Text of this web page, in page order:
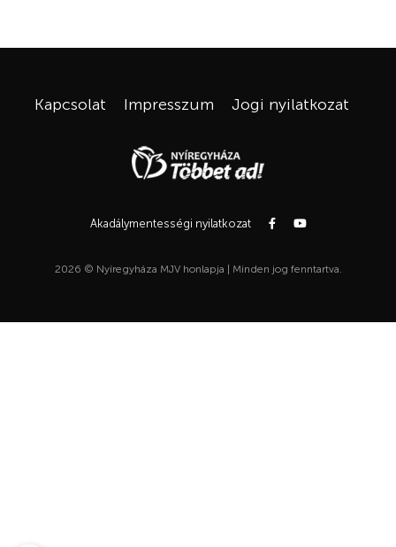
Kapcsolat Impresszum Jogi nyilatkozat
Akadálymentességi nyilatkozat
2026 © Nyíregyháza MJV honlapja | Minden jog fenntartva.